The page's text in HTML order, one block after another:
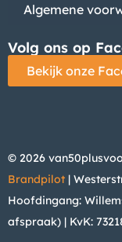
Algemene
Volg ons op
Bekijk onze
© 2026
Brandpilot |
Hoofdingang:
afspraak) | KvK: